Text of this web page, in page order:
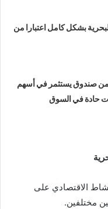
بشكل كامل اعتبارا من
صندوق يستثمر في أسهم
حادة في السوق
الاقتصادي على
مختلفين.